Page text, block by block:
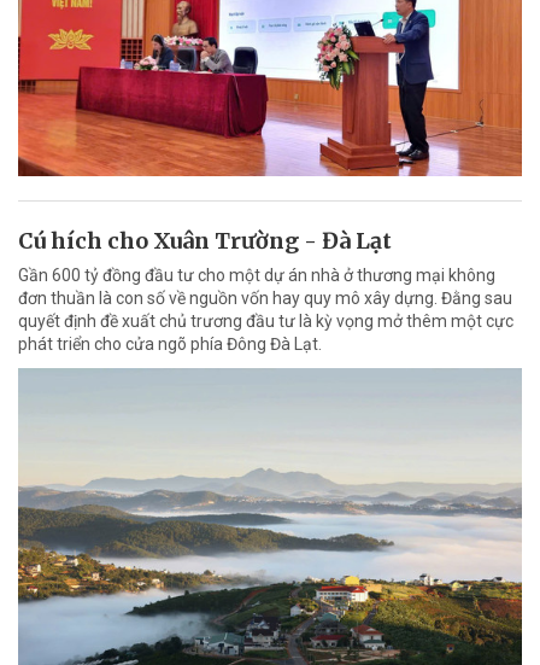
Cú hích cho Xuân Trường - Đà Lạt
Gần 600 tỷ đồng đầu tư cho một dự án nhà ở thương mại không
đơn thuần là con số về nguồn vốn hay quy mô xây dựng. Đằng sau
quyết định đề xuất chủ trương đầu tư là kỳ vọng mở thêm một cực
phát triển cho cửa ngõ phía Đông Đà Lạt.